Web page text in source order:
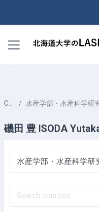
Side panel
Courses
磯田 豊 ISODA
Course categories